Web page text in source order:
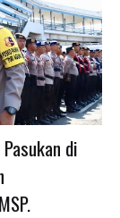
di